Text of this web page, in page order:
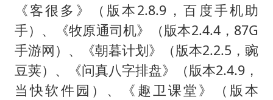
《客很多》（版本2.8.9，百度手机助
手）、《牧原通司机》（版本2.4.4，87G
手游网）、《朝暮计划》（版本2.2.5，豌
豆荚）、《问真八字排盘》（版本2.4.9，
当快软件园）、《趣卫课堂》（版本